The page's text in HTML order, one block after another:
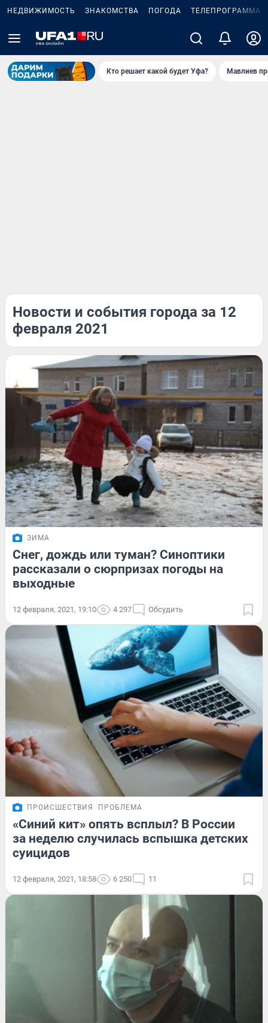
НЕДВИЖИМОСТЬ ЗНАКОМСТВА ПОГОДА ТЕЛЕПРОГРАММА
Кто решает какой будет Уфа? Мавлиев
Новости и события города за 12
февраля 2021
ЗИМА
Снег, дождь или туман? Синоптики
рассказали о сюрпризах погоды на
выходные
12 февраля, 2021, 19:10 4 297 Обсудить
ПРОИСШЕСТВИЯ ПРОБЛЕМА
«Синий кит» опять всплыл? В России
за неделю случилась вспышка детских
суицидов
12 февраля, 2021, 18:58 6 250 11